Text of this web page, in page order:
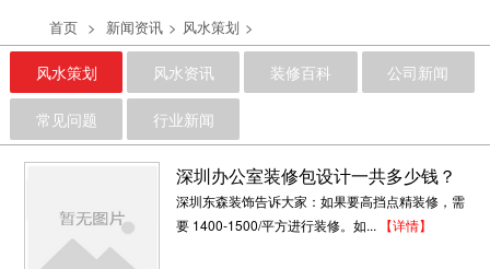
首页 > 新闻资讯 > 风水策划 >
风水策划 风水资讯 装修百科 公司新闻
常见问题 行业新闻
深圳办公室装修包设计一共多少钱？
深圳东森装饰告诉大家：如果要高挡点精装修，需
要 1400-1500/平方进行装修。如... 【详情】